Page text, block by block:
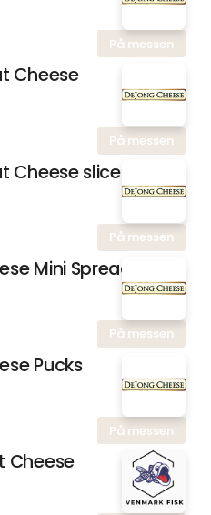
På messen
Cheese
På messen
Cheese slice
På messen
Mini Spread
På messen
Pucks
På messen
Cheese